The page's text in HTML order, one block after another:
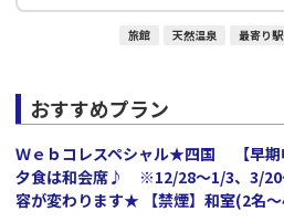
旅館 天然温泉 最寄り
おすすめプラン
Ｗｅｂコレスペシャル★四国 【早期
夕食は和会席♪ ※12/28～1/3、3/20
容が変わります★ 【禁煙】和室(2名